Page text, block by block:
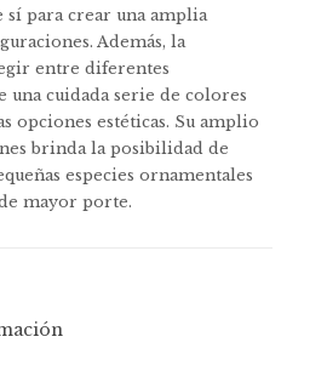
sí para crear una amplia
Además, la
entre diferentes
una cuidada serie de colores
opciones estéticas. Su amplio
brinda la posibilidad de
especies ornamentales
mayor porte.